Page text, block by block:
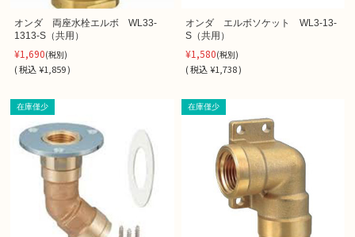
オンダ 両座水栓エルボ WL33-
1313-S（共用）
¥1,690(税別)
(税込¥1,859 )
オンダ エルボソケット WL3-13-
S（共用）
¥1,580(税別)
(税込 ¥1,738 )
在庫僅少 在庫僅少